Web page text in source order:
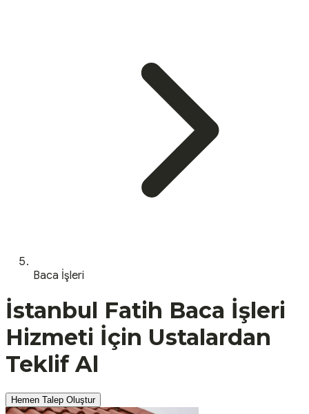
Baca İşleri
İstanbul Fatih Baca İşleri
Hizmeti İçin Ustalardan
Teklif Al
Hemen Talep Oluştur